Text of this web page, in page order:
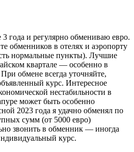
года и регулярно обмениваю евро.
обменников в отелях и аэропорту
нормальные пункты). Лучшие
квартале — особенно в
обмене всегда уточняйте,
курс. Интересное
нестабильности в
может быть особенно
2023 года я удачно обменял по
сумм (от 5000 евро)
звонить в обменник — иногда
курс.